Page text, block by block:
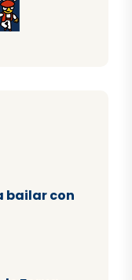
bailar con